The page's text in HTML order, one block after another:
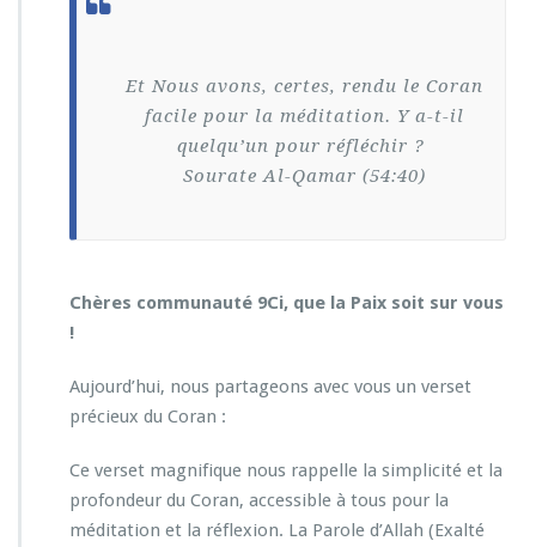
Et Nous avons, certes, rendu le Coran
facile pour la méditation. Y a-t-il
quelqu’un pour réfléchir ?
Sourate Al-Qamar (54:40)
Chères communauté 9Ci, que la Paix soit sur vous
!
Aujourd’hui, nous partageons avec vous un verset
précieux du Coran :
Ce verset magnifique nous rappelle la simplicité et la
profondeur du Coran, accessible à tous pour la
méditation et la réflexion. La Parole d’Allah (Exalté